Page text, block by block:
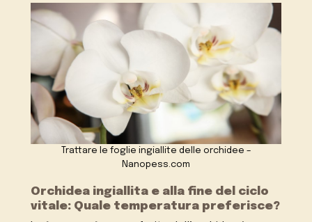
Trattare le foglie ingiallite delle orchidee –
Nanopess.com
Orchidea ingiallita e alla fine del ciclo
vitale: Quale temperatura preferisce?